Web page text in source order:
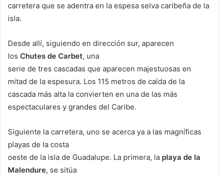
carretera que se adentra en la espesa selva caribeña de la
isla.
Desde allí, siguiendo en dirección sur, aparecen
los Chutes de Carbet, una
serie de tres cascadas que aparecen majestuosas en
mitad de la espesura. Los 115 metros de caída de la
cascada más alta la convierten en una de las más
espectaculares y grandes del Caribe.
Siguiente la carretera, uno se acerca ya a las magníficas
playas de la costa
oeste de la isla de Guadalupe. La primera, la playa de la
Malendure, se sitúa